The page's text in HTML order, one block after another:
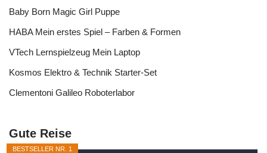
Baby Born Magic Girl Puppe
HABA Mein erstes Spiel – Farben & Formen
VTech Lernspielzeug Mein Laptop
Kosmos Elektro & Technik Starter-Set
Clementoni Galileo Roboterlabor
Gute Reise
BESTSELLER NR. 1